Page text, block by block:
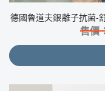
德國魯道夫銀離子抗菌-
售價